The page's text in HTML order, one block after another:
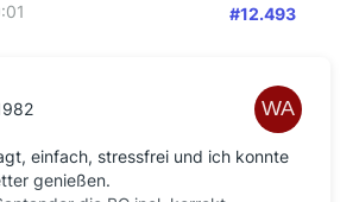
#12.493
einfach, stressfrei und ich konnte
genießen.